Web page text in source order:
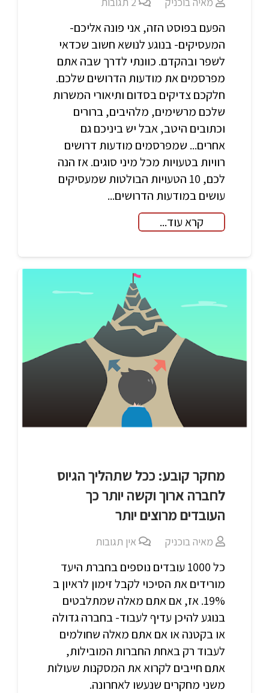
הפעם בפוסט הזה, אני פונה אליכם-
המעסיקים- בנוגע לנושא חשוב שכדאי
לשפר ובהקדם. כוונתי לדרך שבה אתם
מפרסמים את מודעות הדרושים שלכם.
חלקכם צדיקים בסדום ותיאורי המשרות
שלכם מרשימים, מלהיבים, ברורים
וכתובים היטב, אבל יש ביניכם גם
אחרים... שמפרסמים מודעות דרושים
רוויות בטעויות מכל מיני סוגים. אז הנה
לכם, 10 הטעויות הבולטות שמעסיקים
עושים במודעות הדרושים...
קרא עוד...
מחקר קובע: ככל שתהליך הגיוס
לחברה ארוך וקשה יותר כך
העובדים מרוצים יותר
מאיה בוכניק אין תגובות
כל 1000 עובדים נוספים בחברת היעד
מורידים את הסיכוי לקבל זימון לראיון ב
19%. אז, אם אתם מאלה שמתלבטים
בנוגע להיכן עדיף לעבוד- בחברה גדולה
או בקטנה או אם אתם מאלה שחולמים
לעבוד רק באחת החברות המובילות,
אתם חייבים לקרוא את המסקנות שעולות
משני מחקרים שנעשו לאחרונה.